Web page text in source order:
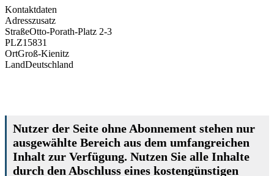
Kontaktdaten
Adresszusatz
StraßeOtto-Porath-Platz 2-3
PLZ15831
OrtGroß-Kienitz
LandDeutschland
Nutzer der Seite ohne Abonnement stehen nur
ausgewählte Bereich aus dem umfangreichen
Inhalt zur Verfügung. Nutzen Sie alle Inhalte
durch den Abschluss eines kostengünstigen